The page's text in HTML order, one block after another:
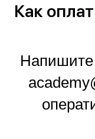
Как
Напишите